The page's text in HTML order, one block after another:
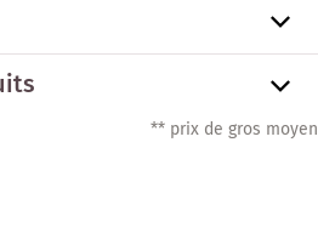
** prix de gros moyen